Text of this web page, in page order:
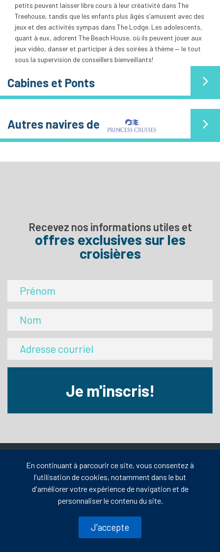
petits peuvent laisser libre cours à leur créativité dans The
Treehouse, tandis que les enfants plus âgés s’amusent avec des
jeux et des activités sympas dans The Lodge. Les adolescents,
quant à eux, adorent The Beach House, où ils peuvent jouer aux
jeux vidéo, danser et participer à des soirées à thème — le tout
sous la supervision de conseillers bienveillants!
Cabines et Ponts
Autres navires de
Recevez nos informations utiles et
offres exclusives sur les
croisières
Je m'inscris!
19 rue Le Royer Ouest, bureau 101
Montréal, Québec H2Y 1W4
COPYRIGHT © Propulsé par Voyages en Direct 2026 |
d'utilisation
En continuant à parcourir ce site, vous consentez à
l'utilisation de cookies, notamment dans le but
d'améliorer votre expérience de navigation et de
personnaliser le contenu du site.
J'accepte